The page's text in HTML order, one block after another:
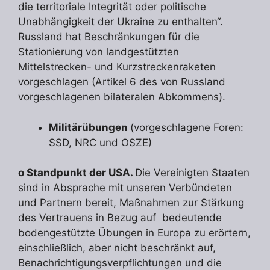
die territoriale Integrität oder politische
Unabhängigkeit der Ukraine zu enthalten“.
Russland hat Beschränkungen für die
Stationierung von landgestützten
Mittelstrecken- und Kurzstreckenraketen
vorgeschlagen (Artikel 6 des von Russland
vorgeschlagenen bilateralen Abkommens).
Militärübungen (vorgeschlagene Foren:
SSD, NRC und OSZE)
o Standpunkt der USA. Die Vereinigten Staaten
sind in Absprache mit unseren Verbündeten
und Partnern bereit, Maßnahmen zur Stärkung
des Vertrauens in Bezug auf bedeutende
bodengestützte Übungen in Europa zu erörtern,
einschließlich, aber nicht beschränkt auf,
Benachrichtigungsverpflichtungen und die